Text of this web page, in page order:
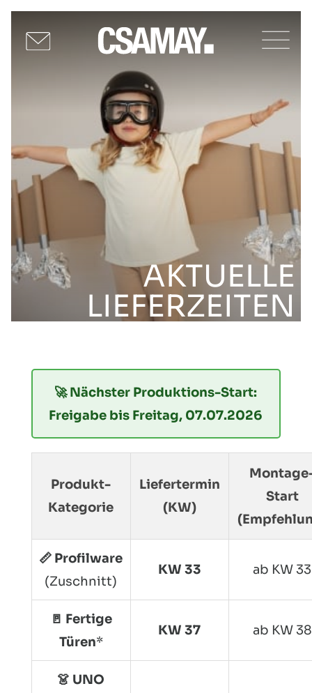
AKTUELLE
LIEFERZEITEN
🚀 Nächster Produktions-Start:
Freigabe bis Freitag, 07.07.2026
Produkt-
Kategorie
Liefertermin
(KW)
Start
📏 Profilware
(Zuschnitt)
KW 33 ab KW 33
🚪 Fertige
Türen*
KW 37 ab KW 38
👗 UNO